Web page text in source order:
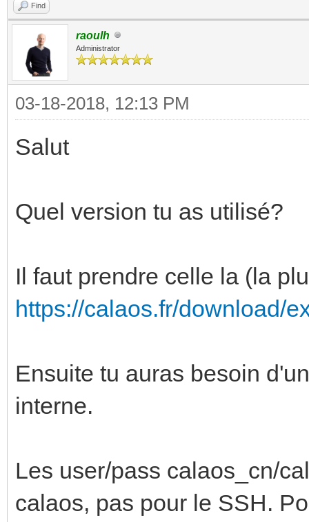
Find
raoulh
Administrator
03-18-2018, 12:13 PM
Salut
Quel version tu as utilisé?
Il faut prendre celle la (la
https://calaos.fr/download/
Ensuite tu auras besoin
interne.
Les user/pass calaos_cn/
calaos, pas pour le SSH.